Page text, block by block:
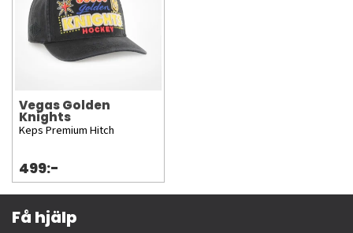
Vegas Golden
Knights
Keps Premium Hitch
499:-
Få hjälp